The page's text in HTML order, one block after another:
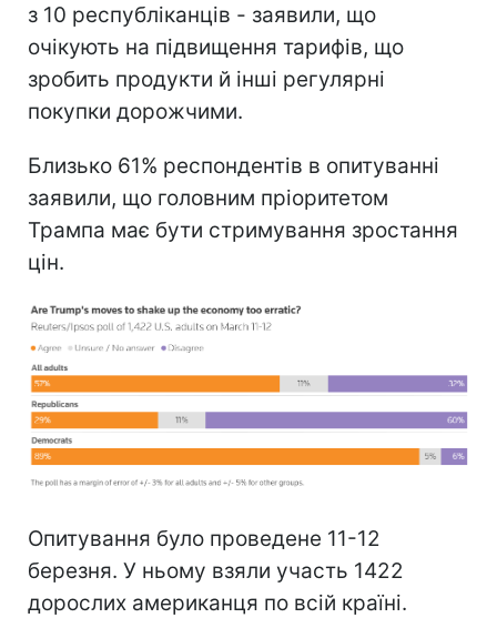
з 10 республіканців - заявили, що
очікують на підвищення тарифів, що
зробить продукти й інші регулярні
покупки дорожчими.
Близько 61% респондентів в опитуванні
заявили, що головним пріоритетом
Трампа має бути стримування зростання
цін.
Опитування було проведене 11-12
березня. У ньому взяли участь 1422
дорослих американця по всій країні.